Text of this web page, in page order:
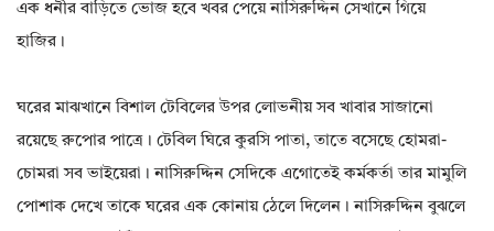
এক ধনীর বাড়িতে ভোজ হবে খবর পেয়ে নাসিরুদ্দিন সেখানে গিয়ে
হাজির।
ঘরের মাঝখানে বিশাল টেবিলের উপর লোভনীয় সব খাবার সাজানো
রয়েছে রুপোর পাত্রে। টেবিল ঘিরে কুরসি পাতা, তাতে বসেছে হোমরা-
চোমরা সব ভাইয়েরা। নাসিরুদ্দিন সেদিকে এগোতেই কর্মকর্তা তার মামুলি
পোশাক দেখে তাকে ঘরের এক কোনায় ঠেলে দিলেন। নাসিরুদ্দিন বুঝলে